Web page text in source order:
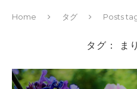
Home タグ Posts
タグ： ま